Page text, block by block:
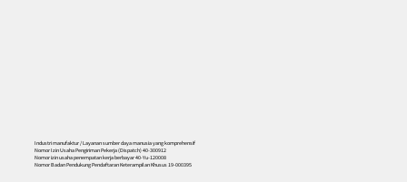
Industri manufaktur / Layanan sumber daya manusia yang komprehensif
Nomor Izin Usaha Pengiriman Pekerja (Dispatch) 40-300912
Nomor izin usaha penempatan kerja berbayar 40-Yu-120008
Nomor Badan Pendukung Pendaftaran Keterampilan Khusus 19-000395